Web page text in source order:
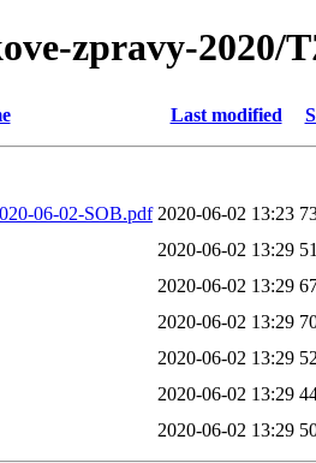
zpravy-2020/
Last modified
06-02-SOB.pdf 2020-06-02 13:23
2020-06-02 13:29
2020-06-02 13:29
2020-06-02 13:29
2020-06-02 13:29
2020-06-02 13:29
2020-06-02 13:29